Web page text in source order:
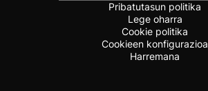
Pribatutasun politika
Lege oharra
Cookie politika
Cookieen konfigurazioa
Harremana